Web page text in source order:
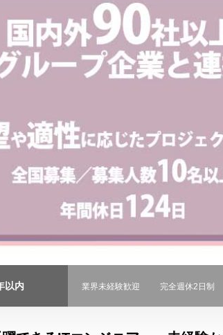
以内 業界未経験歓迎 完全週休2日制